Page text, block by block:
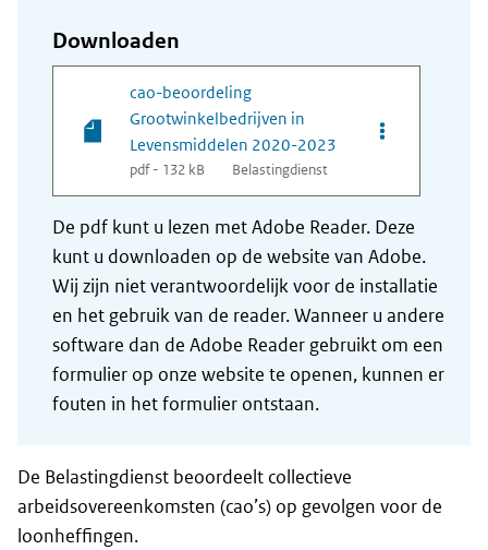
Downloaden
cao-beoordeling
Grootwinkelbedrijven in
Levensmiddelen 2020-2023
pdf - 132 kB Belastingdienst
Opties van
De pdf kunt u lezen met Adobe Reader. Deze
kunt u downloaden op de website van Adobe.
Wij zijn niet verantwoordelijk voor de installatie
en het gebruik van de reader. Wanneer u andere
software dan de Adobe Reader gebruikt om een
formulier op onze website te openen, kunnen er
fouten in het formulier ontstaan.
De Belastingdienst beoordeelt collectieve
arbeidsovereenkomsten (cao’s) op gevolgen voor de
loonheffingen.